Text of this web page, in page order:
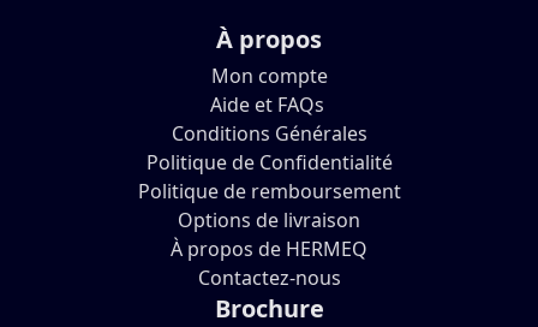
À propos
Mon compte
Aide et FAQs
Conditions Générales
Politique de Confidentialité
Politique de remboursement
Options de livraison
À propos de HERMEQ
Contactez-nous
Brochure